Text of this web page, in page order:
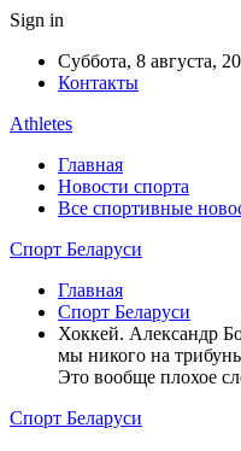
Sign in
Суббота, 8 августа,
Контакты
Athletes
Главная
Новости спорта
Все спортивные
Спорт Беларуси
Главная
Спорт Беларуси
Хоккей. Александр
мы никого на
Это вообще плохое
Спорт Беларуси